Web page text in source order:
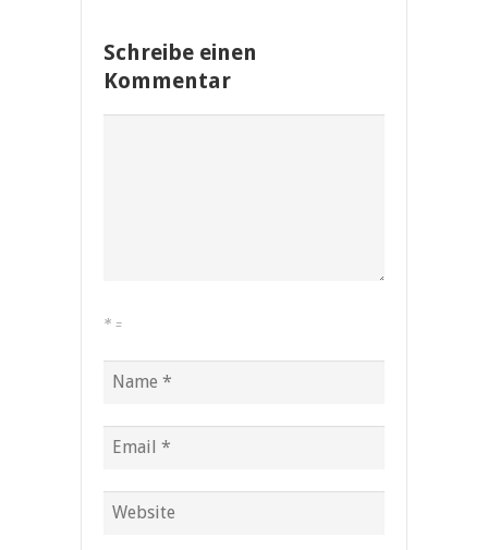
Schreibe einen
Kommentar
* =